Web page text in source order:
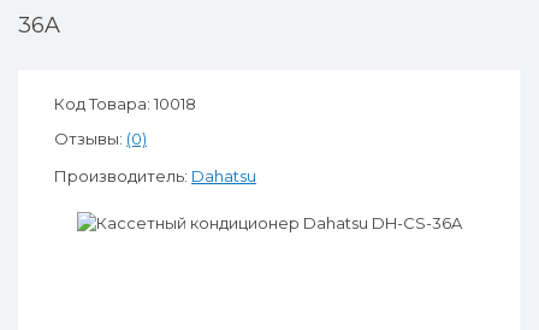
36A
Код Товара: 10018
Отзывы: (0)
Производитель: Dahatsu